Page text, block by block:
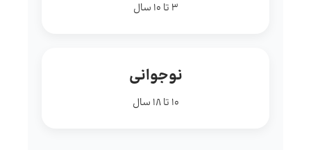
3 تا 10 سال
نوجوانی
10 تا 18 سال